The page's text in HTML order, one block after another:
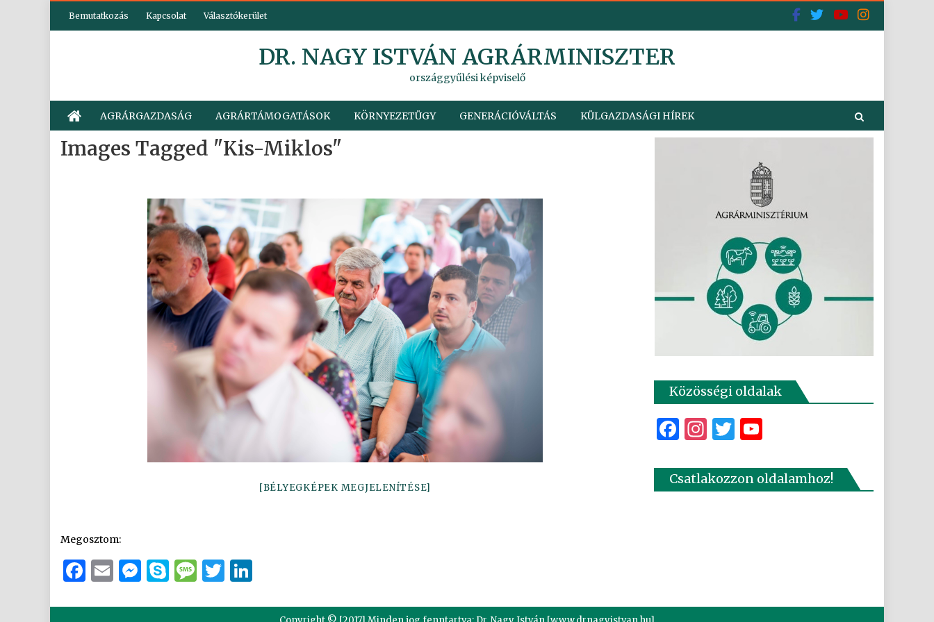
Bemutatkozás Kapcsolat Választókerület
DR. NAGY ISTVÁN AGRÁRMINISZTER
országgyűlési képviselő
AGRÁRGAZDASÁG AGRÁRTÁMOGATÁSOK KÖRNYEZETÜGY GENERÁCIÓVÁLTÁS KÜLGAZDASÁGI HÍREK
Images Tagged "kis-Miklos"
[BÉLYEGKÉPEK MEGJELENÍTÉSE]
Megosztom:
Facebook
EmailMessenger
Skype
Message
Twitter
Közösségi oldalak
Facebook
Instagram
Twitter
Csatlakozzon oldalamhoz!